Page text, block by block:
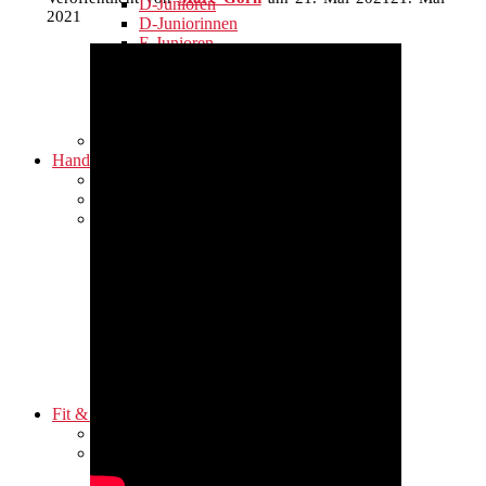
D-Junioren
D-Juniorinnen
E-Junioren
Handball
Fit & Gesund
2021